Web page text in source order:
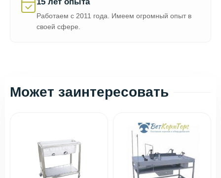
Работаем с 2011 года. Имеем огромный опыт в
своей сфере.
Может заинтересовать